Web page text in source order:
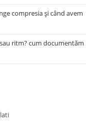
compresia și când avem
ritm? cum documentăm